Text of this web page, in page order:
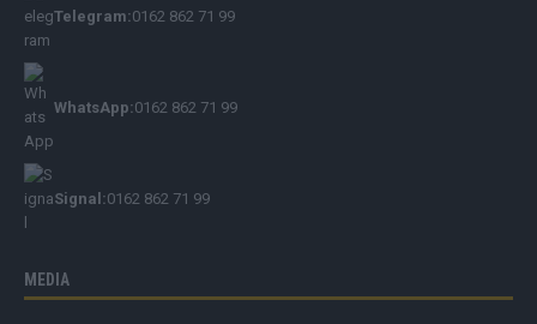
Telegram:0162 862 71 99
WhatsApp:0162 862 71 99
Signal:0162 862 71 99
MEDIA